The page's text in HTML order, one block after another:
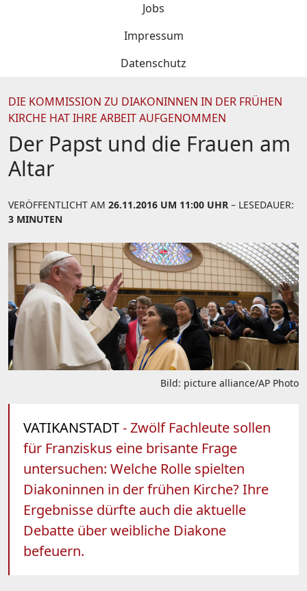
Jobs
Impressum
Datenschutz
DIE KOMMISSION ZU DIAKONINNEN IN DER FRÜHEN
KIRCHE HAT IHRE ARBEIT AUFGENOMMEN
Der Papst und die Frauen am
Altar
VERÖFFENTLICHT AM 26.11.2016 UM 11:00 UHR – LESEDAUER:
3 MINUTEN
Bild: picture alliance/AP Photo
VATIKANSTADT- Zwölf Fachleute sollen
für Franziskus eine brisante Frage
untersuchen: Welche Rolle spielten
Diakoninnen in der frühen Kirche? Ihre
Ergebnisse dürfte auch die aktuelle
Debatte über weibliche Diakone
befeuern.